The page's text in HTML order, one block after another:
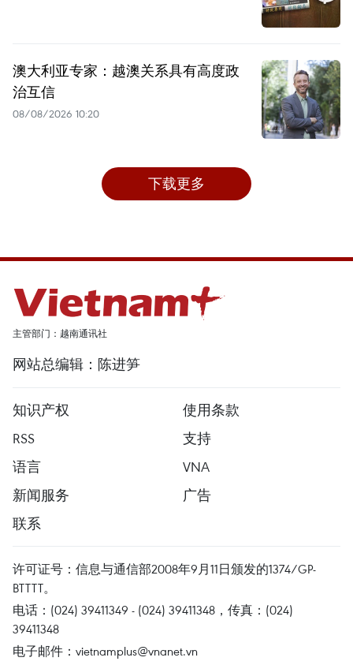
澳大利亚专家：越澳关系具有高度政
治互信
08/08/2026 10:20
下载更多
主管部门：越南通讯社
网站总编辑：陈进笋
知识产权
使用条款
RSS
支持
语言
VNA
新闻服务
广告
联系
许可证号：信息与通信部2008年9月11日颁发的1374/GP-
BTTTT。
电话：(024) 39411349 - (024) 39411348，传真：(024)
39411348
电子邮件： vietnamplus@vnanet.vn